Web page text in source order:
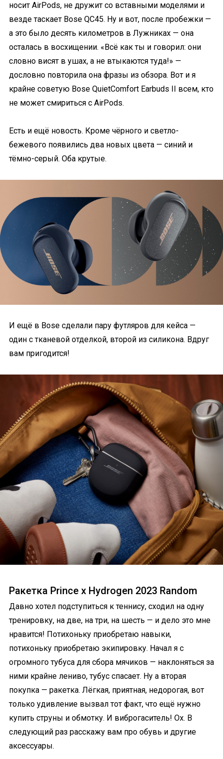
носит AirPods, не дружит со вставными моделями и
везде таскает Bose QC45. Ну и вот, после пробежки —
а это было десять километров в Лужниках — она
осталась в восхищении. «Всё как ты и говорил: они
словно висят в ушах, а не втыкаются туда!» —
дословно повторила она фразы из обзора. Вот и я
крайне советую Bose QuietComfort Earbuds II всем, кто
не может смириться с AirPods.
Есть и ещё новость. Кроме чёрного и светло-
бежевого появились два новых цвета — синий и
тёмно-серый. Оба крутые.
И ещё в Bose сделали пару футляров для кейса —
один с тканевой отделкой, второй из силикона. Вдруг
вам пригодится!
Ракетка Prince x Hydrogen 2023 Random
Давно хотел подступиться к теннису, сходил на одну
тренировку, на две, на три, на шесть — и дело это мне
нравится! Потихоньку приобретаю навыки,
потихоньку приобретаю экипировку. Начал я с
огромного тубуса для сбора мячиков — наклоняться за
ними крайне лениво, тубус спасает. Ну а вторая
покупка — ракетка. Лёгкая, приятная, недорогая, вот
только удивление вызвал тот факт, что ещё нужно
купить струны и обмотку. И виброгаситель! Ох. В
следующий раз расскажу вам про обувь и другие
аксессуары.